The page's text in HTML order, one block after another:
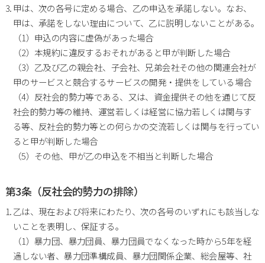
甲は、次の各号に定める場合、乙の申込を承諾しない。なお、
甲は、承諾をしない理由について、乙に説明しないことがある。
（1）申込の内容に虚偽があった場合
（2）本規約に違反するおそれがあると甲が判断した場合
（3）乙及び乙の親会社、子会社、兄弟会社その他の関連会社が
甲のサービスと競合するサービスの開発・提供をしている場合
（4）反社会的勢力等である、又は、資金提供その他を通じて反
社会的勢力等の維持、運営若しくは経営に協力若しくは関与す
る等、反社会的勢力等との何らかの交流若しくは関与を行ってい
ると甲が判断した場合
（5）その他、甲が乙の申込を不相当と判断した場合
第3条（反社会的勢力の排除）
乙は、現在および将来にわたり、次の各号のいずれにも該当しな
いことを表明し、保証する。
（1）暴力団、暴力団員、暴力団員でなくなった時から5年を経
過しない者、暴力団準構成員、暴力団関係企業、総会屋等、社